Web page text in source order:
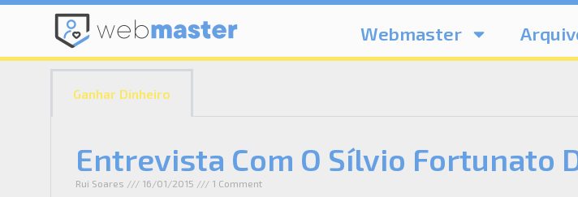
Webmaster
Ganhar Dinheiro
Entrevista Com O Sílvio Fortunato
Rui Soares 16/01/2015 1 Comment